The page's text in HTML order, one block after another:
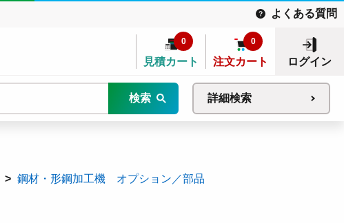
よくある質問
見積カート
0
注文カート
0
ログイン
検索 詳細検索
鋼材・形鋼加工機 オプション／部品